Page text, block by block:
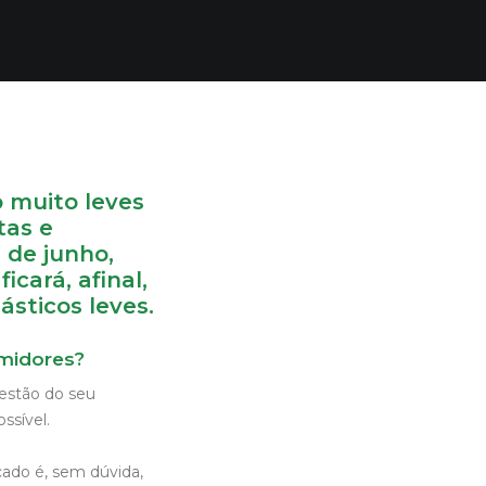
muito leves
e
junho,
afinal,
leves.
do seu
é, sem dúvida,